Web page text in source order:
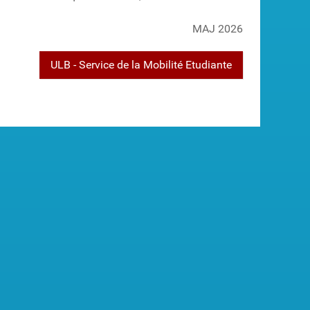
MAJ 2026
ULB - Service de la Mobilité Etudiante